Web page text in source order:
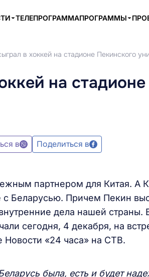
ТЕЛЕПРОГРАММАПРОГРАММЫ
в хоккей на стадионе Пекинского
на
в Поделиться в
партнером для Китая. А
с Беларусью. Причем Пекин
дела нашей страны.
сегодня, 4 декабря, на
«24 часа» на СТВ.
была, есть и будет